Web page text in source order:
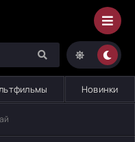
Новинки